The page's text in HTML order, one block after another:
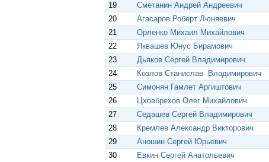
19
Сметанин Андрей Андреевич
20
Агасаров Роберт Люняевич
21
Орленко Михаил Михайлович
22
Яквашев Юнус Бирамович
23
Дьяков Сергей Владимирович
24
Козлов Станислав Владимирович
25
Симонян Гамлет Аргиштович
26
Цховбрехов Олег Михайлович
27
Седашев Сергей Владимирович
28
Кремлев Александр Викторович
29
Аношин Сергей Юрьевич
30
Евкин Сергей Анатольевич